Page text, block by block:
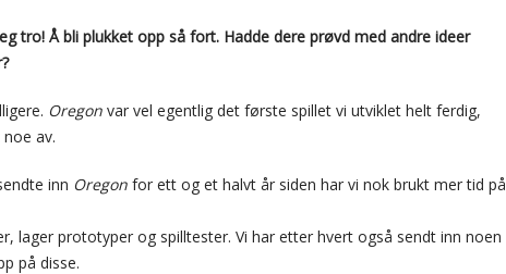
tro! Å bli plukket opp så fort. Hadde dere prøvd med andre ideer
Oregon var vel egentlig det første spillet vi utviklet helt ferdig,
av.
inn Oregon for ett og et halvt år siden har vi nok brukt mer tid på
lager prototyper og spilltester. Vi har etter hvert også sendt inn noen
på disse.